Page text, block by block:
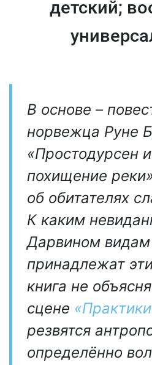
детский;
В основе –
норвежца Руне
«Простодурсен
похищение
об обитателях
К каким
Дарвином видам
принадлежат
книга не
сцене
резвятся
определённо